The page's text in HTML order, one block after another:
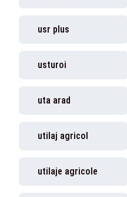
usr plus
usturoi
uta arad
utilaj agricol
utilaje agricole